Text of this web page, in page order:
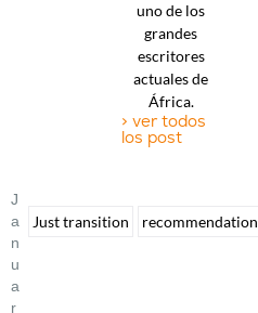
uno de los
grandes
escritores
actuales de
África.
> ver todos
los post
J
A
N
U
A
R
Just transition recommendation